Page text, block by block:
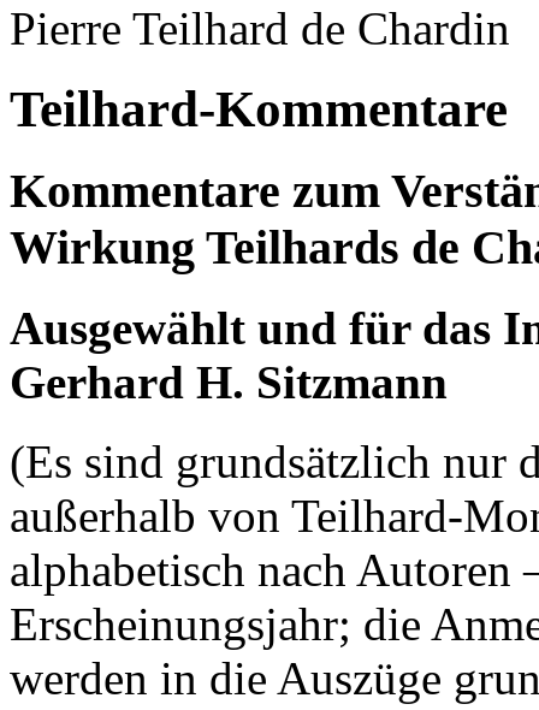
Pierre Teilhard de Chardin
Teilhard-Kommentare
Kommentare zum
Wirkung Teilhards de
Ausgewählt und für das
Gerhard H. Sitzmann
(Es sind grundsätzlich nur
außerhalb von Teilhard-
alphabetisch nach Autoren
Erscheinungsjahr; die
werden in die Auszüge